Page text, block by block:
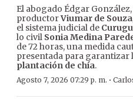
El abogado Édgar
productorViumar de Souza
el sistema judicial de
lo civil Sonia Medina
de 72 horas, una medida
presentada para garantizar
plantación de chía.
Agosto 7, 2026 07:29 p. m. ·